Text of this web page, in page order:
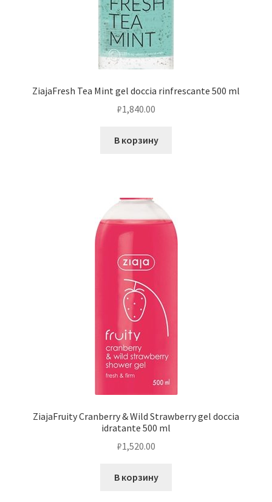
ZiajaFresh Tea Mint gel doccia rinfrescante 500 ml
₽1,840.00
В корзину
ZiajaFruity Cranberry & Wild Strawberry gel doccia
idratante 500 ml
₽1,520.00
В корзину